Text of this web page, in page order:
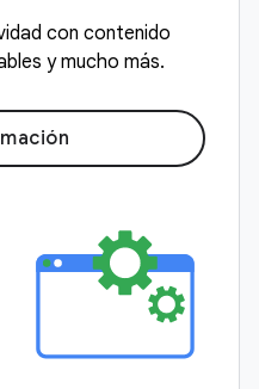
con contenido
y mucho más.